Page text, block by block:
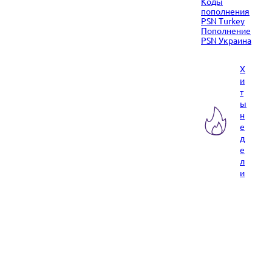
пополнения
PSN Turkey
Пополнение
PSN Украина
Х
и
т
ы
н
е
д
е
л
и